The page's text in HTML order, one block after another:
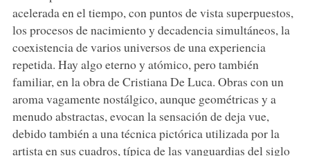
acelerada en el tiempo, con puntos de vista superpuestos,
los procesos de nacimiento y decadencia simultáneos, la
coexistencia de varios universos de una experiencia
repetida. Hay algo eterno y atómico, pero también
familiar, en la obra de Cristiana De Luca. Obras con un
aroma vagamente nostálgico, aunque geométricas y a
menudo abstractas, evocan la sensación de deja vue,
debido también a una técnica pictórica utilizada por la
artista en sus cuadros, típica de las vanguardias del siglo